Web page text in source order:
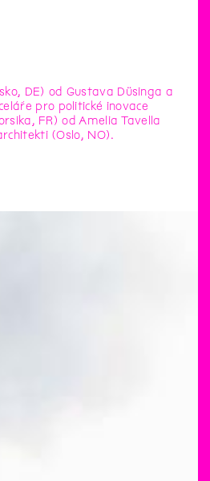
DE) od Gustava Düsinga a
pro politické inovace
FR) od Amelia Tavella
(Oslo, NO).